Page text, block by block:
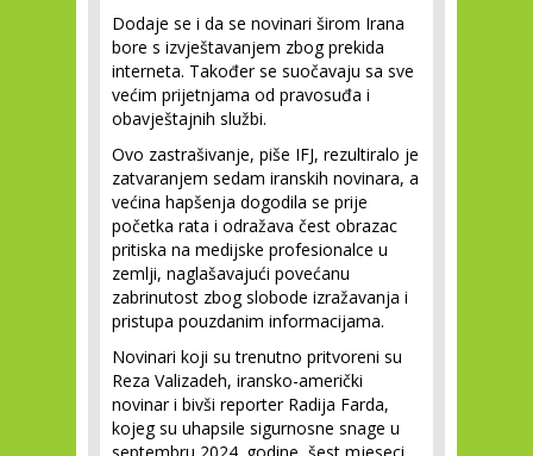
Dodaje se i da se novinari širom Irana
bore s izvještavanjem zbog prekida
interneta. Također se suočavaju sa sve
većim prijetnjama od pravosuđa i
obavještajnih službi.
Ovo zastrašivanje, piše IFJ, rezultiralo je
zatvaranjem sedam iranskih novinara, a
većina hapšenja dogodila se prije
početka rata i odražava čest obrazac
pritiska na medijske profesionalce u
zemlji, naglašavajući povećanu
zabrinutost zbog slobode izražavanja i
pristupa pouzdanim informacijama.
Novinari koji su trenutno pritvoreni su
Reza Valizadeh, iransko-američki
novinar i bivši reporter Radija Farda,
kojeg su uhapsile sigurnosne snage u